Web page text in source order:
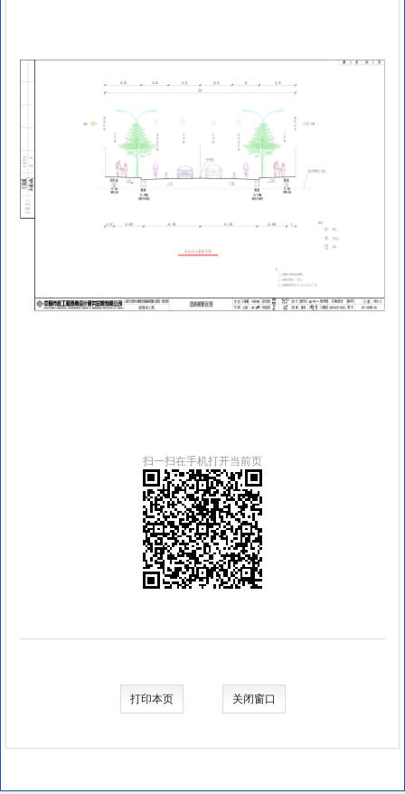
扫一扫在手机打开当前页
打印本页 关闭窗口